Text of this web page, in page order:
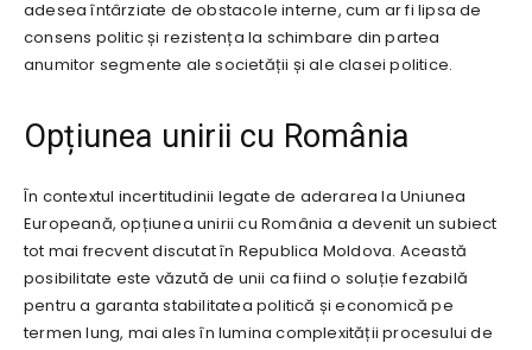
adesea întârziate de obstacole interne, cum ar fi lipsa de
consens politic și rezistența la schimbare din partea
anumitor segmente ale societății și ale clasei politice.
Opțiunea unirii cu România
În contextul incertitudinii legate de aderarea la Uniunea
Europeană, opțiunea unirii cu România a devenit un subiect
tot mai frecvent discutat în Republica Moldova. Această
posibilitate este văzută de unii ca fiind o soluție fezabilă
pentru a garanta stabilitatea politică și economică pe
termen lung, mai ales în lumina complexității procesului de